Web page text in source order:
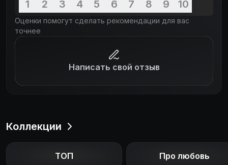
1 2 3 4 5 6 7 8 9 10
Оценки помогут сделать рекомендации для вас
точнее
Написать свой отзыв
Коллекции
ТОП Про любовь